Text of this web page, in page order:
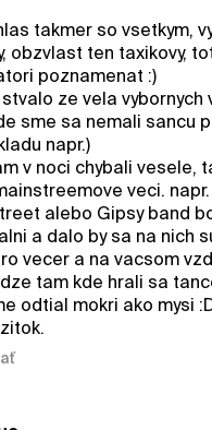
takmer so vsetkym,
obzvlast ten taxikovy,
poznamenat :)
ze vela vybornych
sme sa nemali sancu
napr.)
v noci chybali vesele,
veci. napr.
alebo Gipsy band
a dalo by sa na nich
vecer a na vacsom
tam kde hrali sa
odtial mokri ako mysi